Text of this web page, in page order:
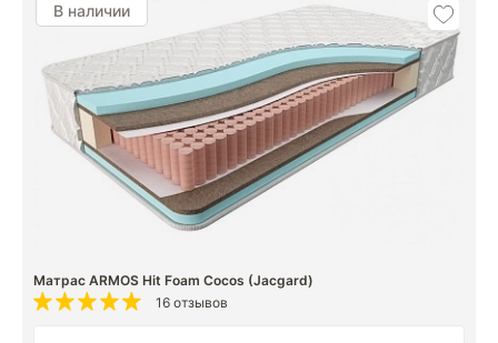
В наличии
Матрас ARMOS Hit Foam Cocos (Jacgard)
16 отзывов